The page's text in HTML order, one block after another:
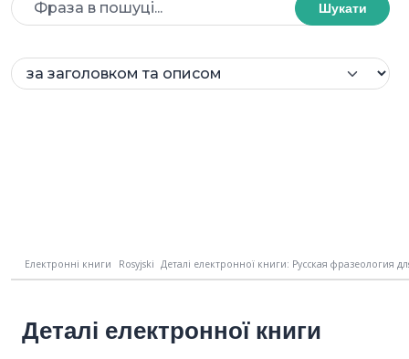
Шукати
Електронні книги Rosyjski Деталі електронної книги: Русская фразеология
Деталі електронної книги